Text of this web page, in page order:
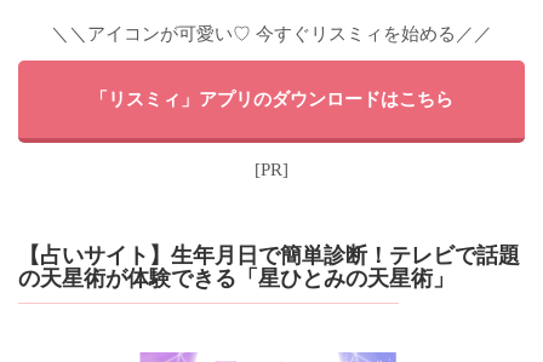
＼＼アイコンが可愛い♡ 今すぐリスミィを始める／／
「リスミィ」アプリのダウンロードはこちら
[PR]
【占いサイト】生年月日で簡単診断！テレビで話題
の天星術が体験できる「星ひとみの天星術」